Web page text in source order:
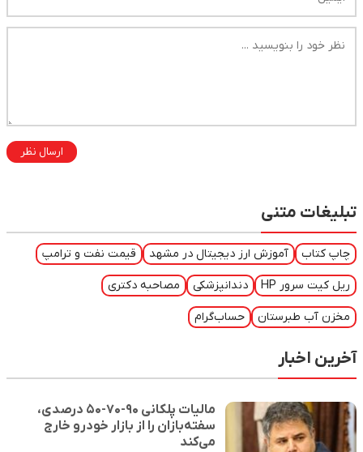
ارسال نظر
تبلیغات متنی
چاپ کتاب آموزش ارز دیجیتال در مشهد قیمت نفت و ترامپ
ریل کیت سرور HP دندانپزشکی مصاحبه دکتری
مخزن آب طبرستان حساب‌گرام
آخرین اخبار
مالیات پلکانی ۹۰-۷۰-۵۰ درصدی،
سفته‌بازان را از بازار خودرو خارج
می‌کند